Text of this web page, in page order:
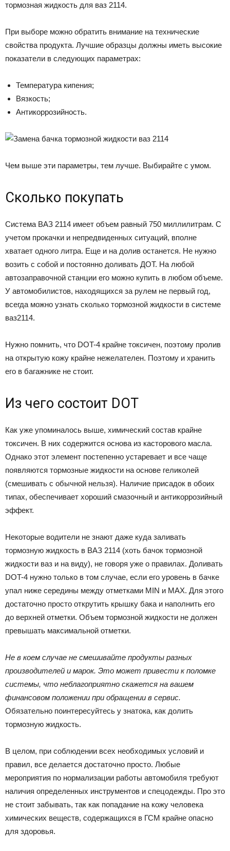
тормозная жидкость для ваз 2114.
При выборе можно обратить внимание на технические
свойства продукта. Лучшие образцы должны иметь высокие
показатели в следующих параметрах:
Температура кипения;
Вязкость;
Антикоррозийность.
Чем выше эти параметры, тем лучше. Выбирайте с умом.
Сколько покупать
Система ВАЗ 2114 имеет объем равный 750 миллилитрам. С
учетом прокачки и непредвиденных ситуаций, вполне
хватает одного литра. Еще и на долив останется. Не нужно
возить с собой и постоянно доливать ДОТ. На любой
автозаправочной станции его можно купить в любом объеме.
У автомобилистов, находящихся за рулем не первый год,
всегда можно узнать сколько тормозной жидкости в системе
ваз2114.
Нужно помнить, что DOT-4 крайне токсичен, поэтому пролив
на открытую кожу крайне нежелателен. Поэтому и хранить
его в багажнике не стоит.
Из чего состоит DOT
Как уже упоминалось выше, химический состав крайне
токсичен. В них содержится основа из касторового масла.
Однако этот элемент постепенно устаревает и все чаще
появляются тормозные жидкости на основе геликолей
(смешивать с обычной нельзя). Наличие присадок в обоих
типах, обеспечивает хороший смазочный и антикоррозийный
эффект.
Некоторые водители не знают даже куда заливать
тормозную жидкость в ВАЗ 2114 (хоть бачок тормозной
жидкости ваз и на виду), не говоря уже о правилах. Доливать
DOT-4 нужно только в том случае, если его уровень в бачке
упал ниже середины между отметками MIN и MAX. Для этого
достаточно просто открутить крышку бака и наполнить его
до верхней отметки. Объем тормозной жидкости не должен
превышать максимальной отметки.
Не в коем случае не смешивайте продукты разных
производителей и марок. Это может привести к поломке
системы, что неблагоприятно скажется на вашем
финансовом положении при обращении в сервис.
Обязательно поинтересуйтесь у знатока, как долить
тормозную жидкость.
В целом, при соблюдении всех необходимых условий и
правил, все делается достаточно просто. Любые
мероприятия по нормализации работы автомобиля требуют
наличия определенных инструментов и спецодежды. Про это
не стоит забывать, так как попадание на кожу человека
химических веществ, содержащихся в ГСМ крайне опасно
для здоровья.